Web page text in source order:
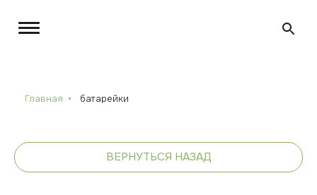
Главная батарейки
ВЕРНУТЬСЯ НАЗАД